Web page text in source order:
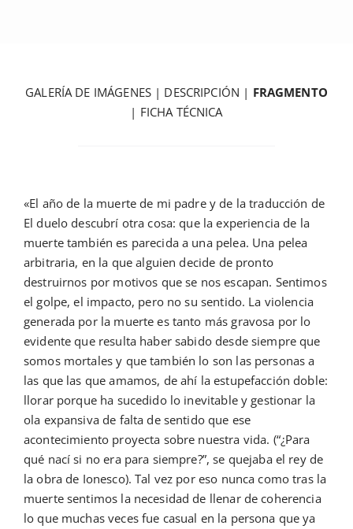
GALERÍA DE IMÁGENES| DESCRIPCIÓN | FRAGMENTO
| FICHA TÉCNICA
«El año de la muerte de mi padre y de la traducción de
El duelo descubrí otra cosa: que la experiencia de la
muerte también es parecida a una pelea. Una pelea
arbitraria, en la que alguien decide de pronto
destruirnos por motivos que se nos escapan. Sentimos
el golpe, el impacto, pero no su sentido. La violencia
generada por la muerte es tanto más gravosa por lo
evidente que resulta haber sabido desde siempre que
somos mortales y que también lo son las personas a
las que las que amamos, de ahí la estupefacción doble:
llorar porque ha sucedido lo inevitable y gestionar la
ola expansiva de falta de sentido que ese
acontecimiento proyecta sobre nuestra vida. (“¿Para
qué nací si no era para siempre?”, se quejaba el rey de
la obra de Ionesco). Tal vez por eso nunca como tras la
muerte sentimos la necesidad de llenar de coherencia
lo que muchas veces fue casual en la persona que ya